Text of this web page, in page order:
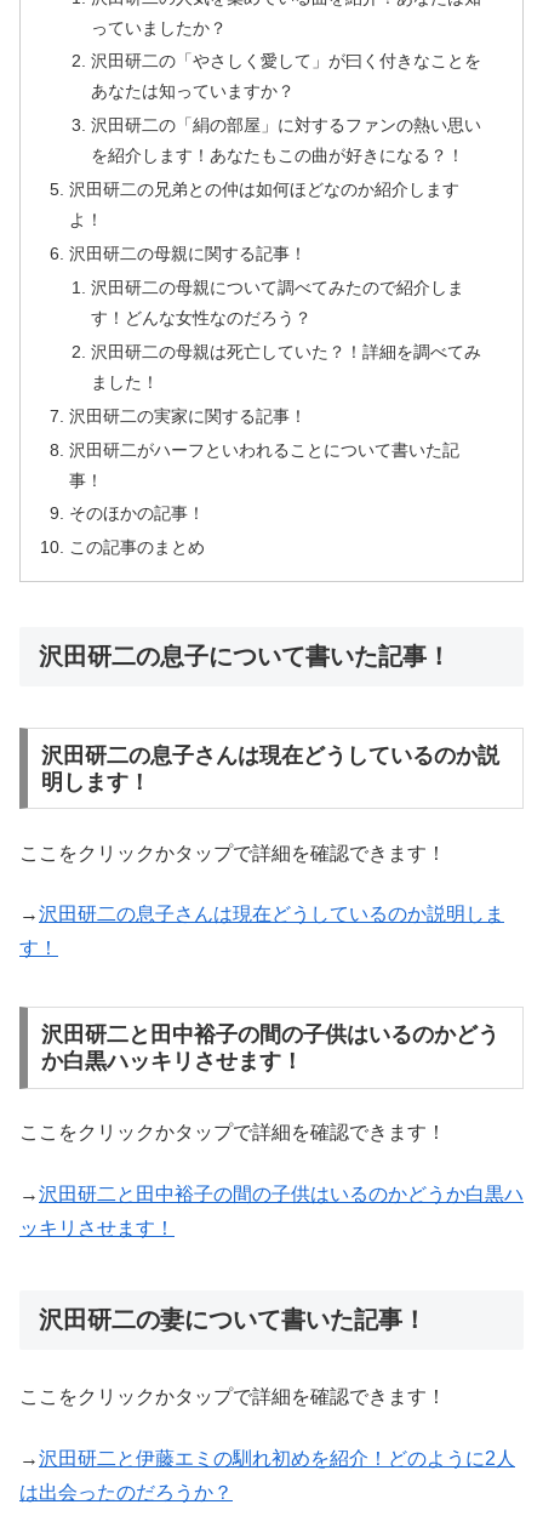
っていましたか？
沢田研二の「やさしく愛して」が曰く付きなことを
あなたは知っていますか？
沢田研二の「絹の部屋」に対するファンの熱い思い
を紹介します！あなたもこの曲が好きになる？！
沢田研二の兄弟との仲は如何ほどなのか紹介します
よ！
沢田研二の母親に関する記事！
沢田研二の母親について調べてみたので紹介しま
す！どんな女性なのだろう？
沢田研二の母親は死亡していた？！詳細を調べてみ
ました！
沢田研二の実家に関する記事！
沢田研二がハーフといわれることについて書いた記
事！
そのほかの記事！
この記事のまとめ
沢田研二の息子について書いた記事！
沢田研二の息子さんは現在どうしているのか説
明します！
ここをクリックかタップで詳細を確認できます！
→沢田研二の息子さんは現在どうしているのか説明しま
す！
沢田研二と田中裕子の間の子供はいるのかどう
か白黒ハッキリさせます！
ここをクリックかタップで詳細を確認できます！
→沢田研二と田中裕子の間の子供はいるのかどうか白黒ハ
ッキリさせます！
沢田研二の妻について書いた記事！
ここをクリックかタップで詳細を確認できます！
→沢田研二と伊藤エミの馴れ初めを紹介！どのように2人
は出会ったのだろうか？